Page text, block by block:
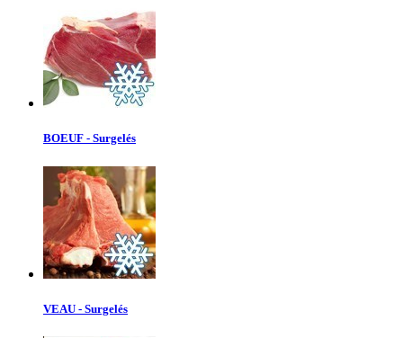
BOEUF - Surgelés
VEAU - Surgelés